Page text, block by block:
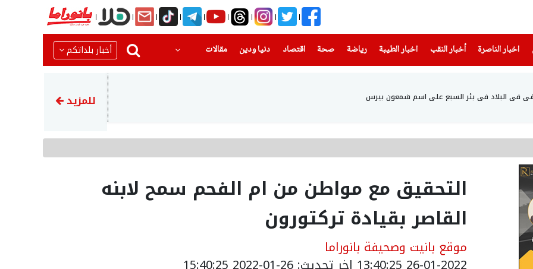
اخبار الناصرة
(current) أخبار النقب اخبار الطيبة(current) رياضة
(current) صحة(current) اقتصاد دنيا ودين
(current) مقالات أخبار بلداتكم
في البلاد في بئر السبع على اسم شمعون بيرس الشرطة الفلسطينية: القبض على 8 أشخاص بشبهة ارتكابهم جريمة قتل
للمزيد
التحقيق مع مواطن من ام الفحم سمح لابنه
القاصر بقيادة تركتورون
موقع بانيت وصحيفة بانوراما